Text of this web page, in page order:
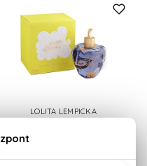
LOLITA LEMPICKA
33.590 Ft -tól